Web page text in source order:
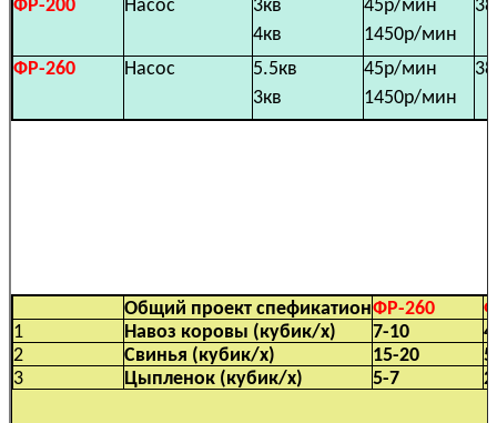
ФР-200 Насос
3кв
4кв
45р/мин
1450р/мин
ФР-260 Насос
5.5кв
3кв
45р/мин
1450р/мин
Общий проект спефикатионФР-260
1
Навоз коровы (кубик/х) 7-10
2
Свинья (кубик/х) 15-20
3
Цыпленок (кубик/х) 5-7